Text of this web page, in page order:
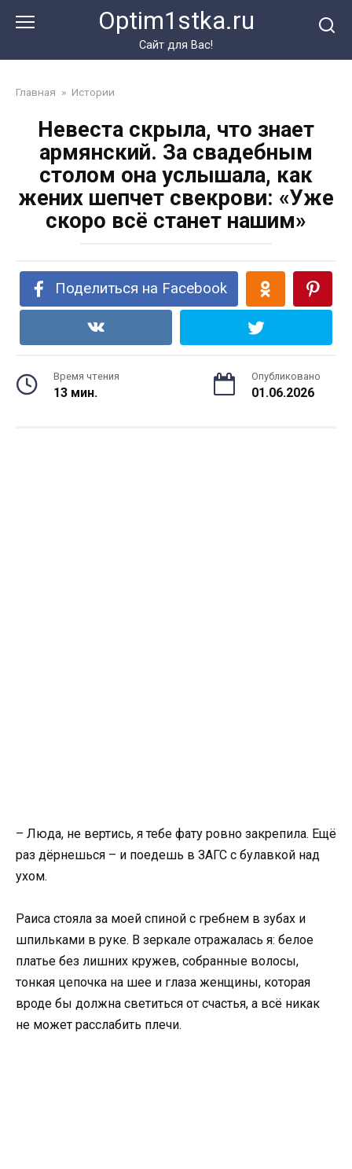
Optim1stka.ru
Сайт для Вас!
Главная » Истории
Невеста скрыла, что знает
армянский. За свадебным
столом она услышала, как
жених шепчет свекрови: «Уже
скоро всё станет нашим»
Поделиться на Facebook
Время чтения
13 мин.
Опубликовано
01.06.2026
– Люда, не вертись, я тебе фату ровно закрепила. Ещё
раз дёрнешься – и поедешь в ЗАГС с булавкой над
ухом.
Раиса стояла за моей спиной с гребнем в зубах и
шпильками в руке. В зеркале отражалась я: белое
платье без лишних кружев, собранные волосы,
тонкая цепочка на шее и глаза женщины, которая
вроде бы должна светиться от счастья, а всё никак
не может расслабить плечи.